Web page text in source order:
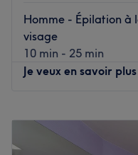
Nos coups de cœur :
L’atmosphère : une
moderne où vous vous
Les spécialités de
Homme - Épilation à
visage
10 min - 25 min
Je veux en savoir plus
Mardi
Mercredi